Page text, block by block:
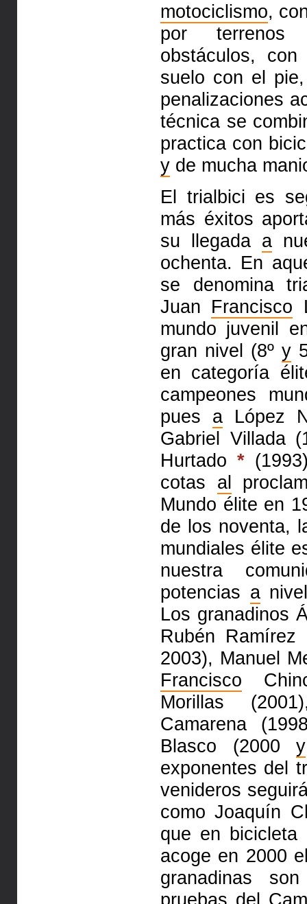
motociclismo,
por terrenos
obstáculos,
suelo con el
penalizaciones
técnica se
practica con
y de mucha
El trialbici es
más éxitos
su llegada a
ochenta. En
se denomina
Juan Francisco
mundo juvenil
gran nivel (8º y
en categoría
campeones
pues a López
Gabriel Villada
Hurtado *
cotas al
Mundo élite en
de los noventa,
mundiales élite
nuestra
potencias a
Los granadinos
Rubén
2003), Manuel
Francisco
Morillas
Camarena
Blasco (2000 y
exponentes del
venideros
como Joaquín
que en
acoge en 2000
granadinas
pruebas del